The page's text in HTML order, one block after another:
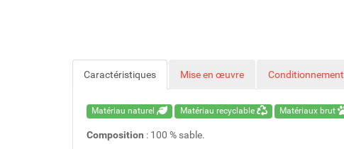
Caractéristiques Mise en œuvre Conditionnement
Matériau naturel Matériau recyclable Matériaux brut
Composition : 100 % sable.